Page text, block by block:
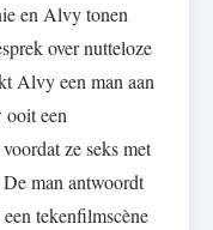
en Alvy tonen
over nutteloze
Alvy een man aan
ooit een
ze seks met
man antwoordt
tekenfilmscène